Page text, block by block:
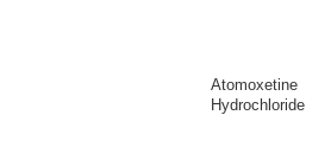
Atomoxetine
Hydrochloride